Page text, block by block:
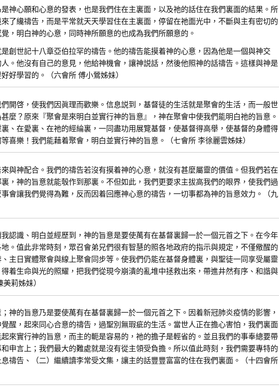
神心願和心意的發表，也是我們住在主裏面，以及祂的話住在我們裏面的結果。所
了纔禱告，而是平常就天天學習住在主裏面，停留在祂面光中，不斷與主有密切的
，明白神的心意，同時神所願意的也成為我們所願意的。
創世記十八章亞伯拉罕的禱告。他的禱告能摸着神的心意，因為他是一個與神交
。他沒有自己的意見，他給神機會，讓神説話，然後他照神的話禱告。這樣與神是
好學習的。（六會所 傅小鶯姊妹）
開啓，使我們因眞理而歡樂。信息説到，基督徒的生活就是聚會的生活，而一般世
麼？原來『聚會是來明白並實行神的旨意』，神在聚會中使我們能明白祂的旨意。
、在愛裏、在祂的經綸裏，一同盡功用展覽基督，使基督得高舉，使基督的身體得
喜樂！我們能藉着聚會，明白並實行神的旨意。（七會所 李徐麗雲姊妹）
與神配合。我們的禱告若沒有摸着神的心意，就沒有甚麼屬靈的價值。但我們若在
，神的旨意就能彀作到那裏。不但如此，我們更要求主拔高我們的眼界，使我們過
會讓我們覺得為難，反而因着回應神心意的禱告，一切事都為神的旨意效力。（九
認識、明白並經歷到，神的旨意是要使萬有在基督裏歸一於一個元首之下。在今年
。值此非常時刻，眾召會弟兄們很有智慧的照各地政府的指示與規定，不僅儆醒的
主日實體聚會與線上聚會同步等。使我們仍能在基督身體裏，與聖徒一同享受屬靈
着生命與光的照耀，把我們從現今崩潰的亂堆中拯救出來，帶進井然有序、和諧與
莉姊妹）
神的旨意乃是要使萬有在基督裏歸一於一個元首之下。因着新冠肺炎疫情的影響，
醒，起來同心合意的禱告，過聖別無瑕疵的生活。當世人正在擔心害怕，我們裏面
來實行神的旨意，而主的軛是容易的，祂的擔子是輕省的。並且我們的事奉總要帶
申言上；我們最大的難處就是沒有從主領受負擔。所以值此時刻，我們需要專特的
禱告、（二）繼續讀李常受文集，讓主的話豐豐富富的住在我們裏面。（十四會所